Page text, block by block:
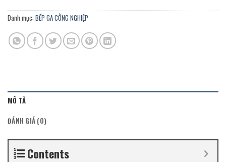
Danh mục: BẾP GA CÔNG NGHIỆP
MÔ TẢ
ĐÁNH GIÁ (0)
Contents